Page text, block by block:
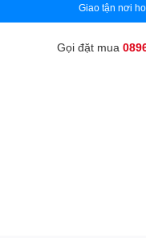
Giao tận nơi
Gọi đặt mua